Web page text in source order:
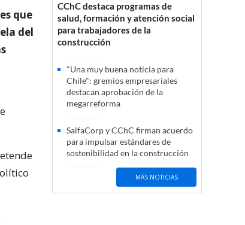
que
del
CChC destaca programas de
salud, formación y atención social
para trabajadores de la
construcción
"Una muy buena noticia para
Chile": gremios empresariales
destacan aprobación de la
megarreforma
SalfaCorp y CChC firman acuerdo
para impulsar estándares de
sostenibilidad en la construcción
MÁS NOTICIAS